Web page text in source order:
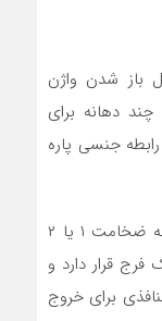
باز شدن واژن
دهانه برای
جنسی پاره
– پرده بکارت به صورت یک ورقه نازک (به ضخامت ۱ یا ۲
قرار دارد و
برای خروج